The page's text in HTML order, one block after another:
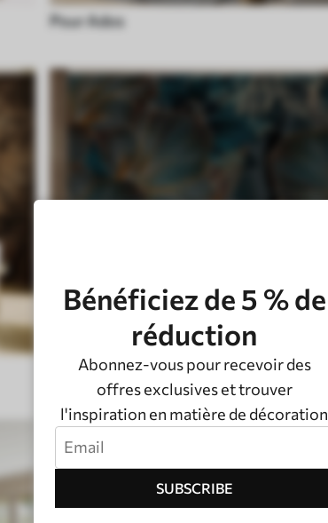
Bénéficiez de 5 % de
réduction
Abonnez-vous pour recevoir des
offres exclusives et trouver
l'inspiration en matière de décoration
SUBSCRIBE
Pour Ados
Noir et Blanc